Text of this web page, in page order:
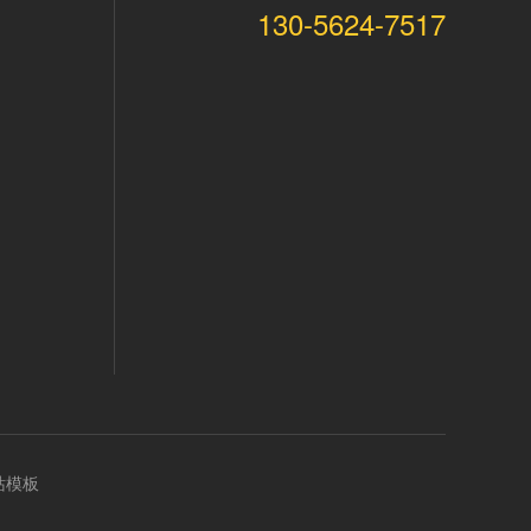
130-5624-7517
模板